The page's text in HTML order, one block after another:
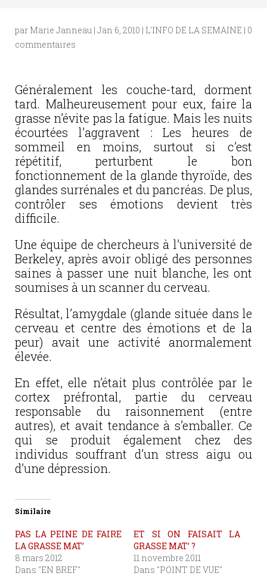
par Marie Janneau | Jan 6, 2010 | L'INFO DE LA SEMAINE | 0
commentaires
Généralement les couche-tard, dorment
tard. Malheureusement pour eux, faire la
grasse n’évite pas la fatigue. Mais les nuits
écourtées l’aggravent : Les heures de
sommeil en moins, surtout si c’est
répétitif, perturbent le bon
fonctionnement de la glande thyroïde, des
glandes surrénales et du pancréas. De plus,
contrôler ses émotions devient très
difficile.
Une équipe de chercheurs à l’université de
Berkeley, après avoir obligé des personnes
saines à passer une nuit blanche, les ont
soumises à un scanner du cerveau.
Résultat, l’amygdale (glande située dans le
cerveau et centre des émotions et de la
peur) avait une activité anormalement
élevée.
En effet, elle n’était plus contrôlée par le
cortex préfrontal, partie du cerveau
responsable du raisonnement (entre
autres), et avait tendance à s’emballer. Ce
qui se produit également chez des
individus souffrant d’un stress aigu ou
d’une dépression.
Similaire
PAS LA PEINE DE FAIRE
LA GRASSE MAT’
8 mars 2012
Dans "EN BREF"
ET SI ON FAISAIT LA
GRASSE MAT’ ?
11 novembre 2011
Dans "POINT DE VUE"